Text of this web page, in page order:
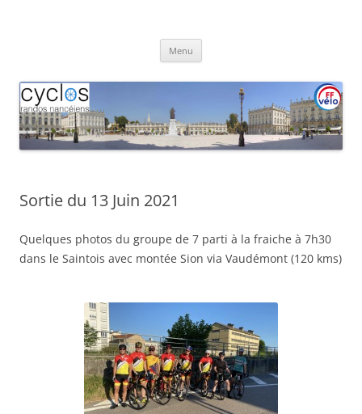
Menu
Sortie du 13 Juin 2021
Quelques photos du groupe de 7 parti à la fraiche à 7h30
dans le Saintois avec montée Sion via Vaudémont (120 kms)